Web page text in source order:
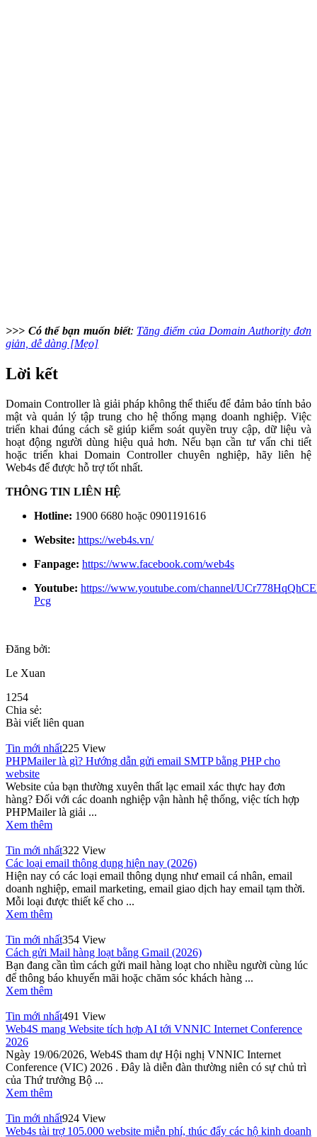
>>> Có thể bạn muốn biết: Tăng điểm của Domain Authority đơn
giản, dễ dàng [Mẹo]
Lời kết
Domain Controller là giải pháp không thể thiếu để đảm bảo tính bảo
mật và quản lý tập trung cho hệ thống mạng doanh nghiệp. Việc
triển khai đúng cách sẽ giúp kiểm soát quyền truy cập, dữ liệu và
hoạt động người dùng hiệu quả hơn. Nếu bạn cần tư vấn chi tiết
hoặc triển khai Domain Controller chuyên nghiệp, hãy liên hệ
Web4s để được hỗ trợ tốt nhất.
THÔNG TIN LIÊN HỆ
Hotline: 1900 6680 hoặc 0901191616
Website: https://web4s.vn/
Fanpage: https://www.facebook.com/web4s
Youtube: https://www.youtube.com/channel/
Pcg
Đăng bởi:
Le Xuan
1254
Chia sẻ:
Bài viết liên quan
Tin mới nhất225 View
PHPMailer là gì? Hướng dẫn gửi email SMTP bằng PHP cho
website
Website của bạn thường xuyên thất lạc email xác thực hay đơn
hàng? Đối với các doanh nghiệp vận hành hệ thống, việc tích hợp
PHPMailer là giải ...
Xem thêm
Tin mới nhất322 View
Các loại email thông dụng hiện nay (2026)
Hiện nay có các loại email thông dụng như email cá nhân, email
doanh nghiệp, email marketing, email giao dịch hay email tạm thời.
Mỗi loại được thiết kế cho ...
Xem thêm
Tin mới nhất354 View
Cách gửi Mail hàng loạt bằng Gmail (2026)
Bạn đang cần tìm cách gửi mail hàng loạt cho nhiều người cùng lúc
để thông báo khuyến mãi hoặc chăm sóc khách hàng ...
Xem thêm
Tin mới nhất491 View
Web4S mang Website tích hợp AI tới VNNIC Internet Conference
2026
Ngày 19/06/2026, Web4S tham dự Hội nghị VNNIC Internet
Conference (VIC) 2026 . Đây là diễn đàn thường niên có sự chủ trì
của Thứ trưởng Bộ ...
Xem thêm
Tin mới nhất924 View
Web4s tài trợ 105.000 website miễn phí, thúc đẩy các hộ kinh doanh